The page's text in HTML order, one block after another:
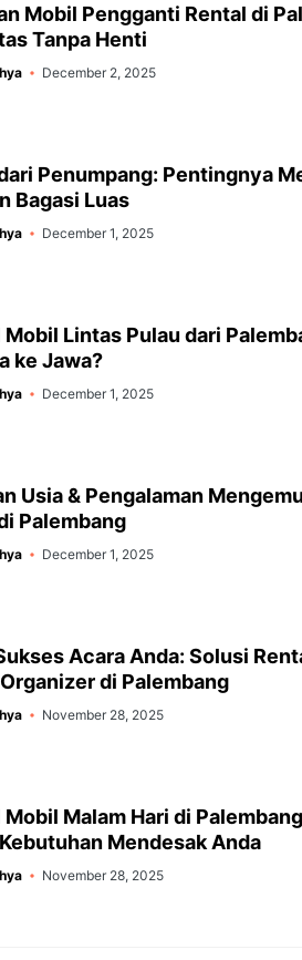
Mobil Pengganti Rental di
Tanpa Henti
December 2, 2025
Penumpang: Pentingnya
Bagasi Luas
December 1, 2025
Mobil Lintas Pulau dari
ke Jawa?
December 1, 2025
Usia & Pengalaman
Palembang
December 1, 2025
Acara Anda: Solusi
di Palembang
November 28, 2025
Mobil Malam Hari di
Mendesak Anda
November 28, 2025